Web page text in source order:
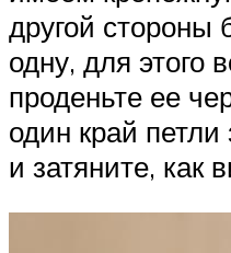
другой стороны
одну, для этого
проденьте ее
один край петли
и затяните, как